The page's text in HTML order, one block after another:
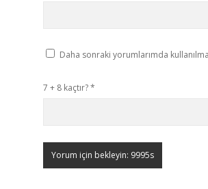
Daha sonraki yorumlarımda
7 + 8 kaçtır?*